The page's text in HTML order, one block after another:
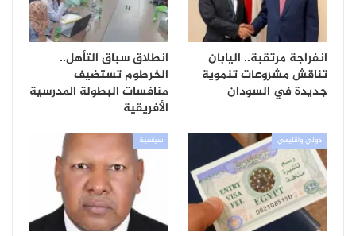
انفراجة مرتقبة.. اليابان
تناقش مشروعات تنموية
جديدة في السودان
انطلاق سباق التأهل..
الخرطوم تستضيف
منافسات البطولة المدرسية
الأفريقية
دولي واقليمي سياسية